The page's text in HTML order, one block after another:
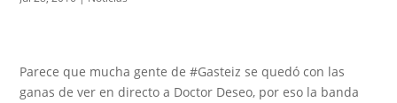
Parece que mucha gente de ‪#‎Gasteiz‬ se quedó con las
ganas de ver en directo a Doctor Deseo, por eso la banda